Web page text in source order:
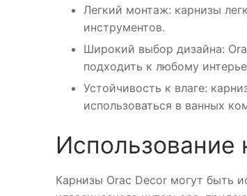
Легкий монтаж: карнизы
инструментов.
Широкий выбор дизайна:
подходить к любому
Устойчивость к влаге:
использоваться в ванных
Использование
Карнизы Orac Decor могут быть